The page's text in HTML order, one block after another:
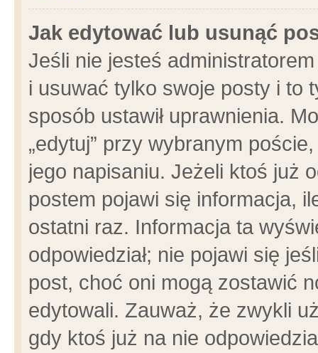
Jak edytować lub usunąć
Jeśli nie jesteś
i usuwać tylko swoje posty i to
sposób ustawił uprawnienia.
„edytuj” przy wybranym
jego napisaniu. Jeżeli ktoś już
postem pojawi się informacja,
ostatni raz. Informacja ta
odpowiedział; nie pojawi się
post, choć oni mogą zostawić
edytowali. Zauważ, że zwykli
gdy ktoś już na nie